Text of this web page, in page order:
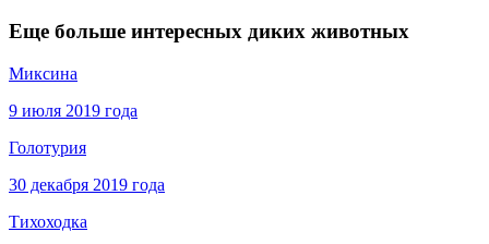
Еще больше интересных диких животных
Миксина
9 июля 2019 года
Голотурия
30 декабря 2019 года
Тихоходка